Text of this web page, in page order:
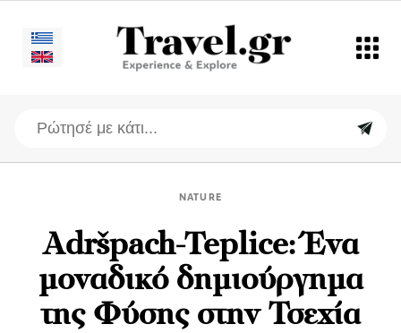
NATURE
Adršpach-Teplice: Ένα
μοναδικό δημιούργημα
της Φύσης στην Τσεχία